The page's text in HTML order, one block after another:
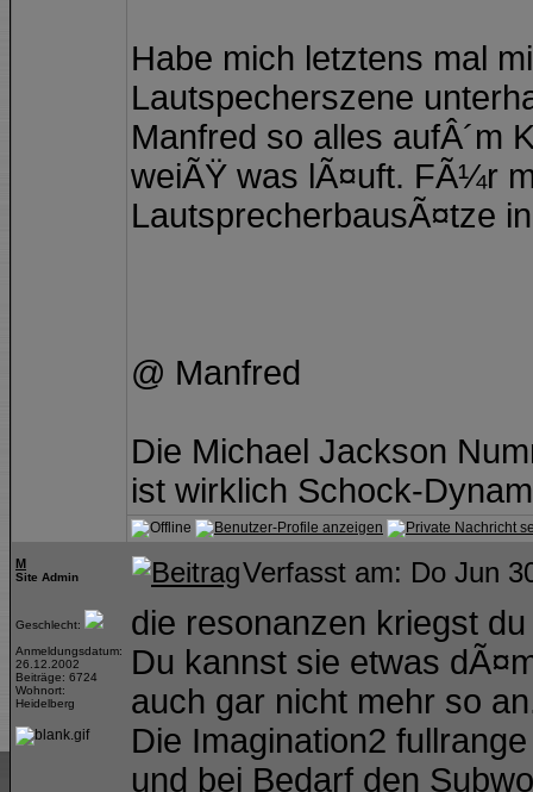
Habe mich letztens mal
Lautspecherszene
Manfred so alles aufÂ´m
weiÃŸ was lÃ¤uft. FÃ¼r
LautsprecherbausÃ¤tze
@ Manfred
Die Michael Jackson
ist wirklich Schock-
M
Site Admin
Geschlecht:
Anmeldungsdatum:
26.12.2002
Beiträge: 6724
Wohnort:
Heidelberg
Verfasst am: Do Jun
die resonanzen kriegst
Du kannst sie etwas
auch gar nicht mehr so
Die Imagination2
und bei Bedarf den